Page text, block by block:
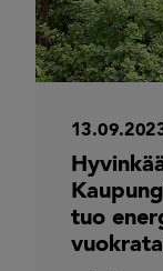
tuo